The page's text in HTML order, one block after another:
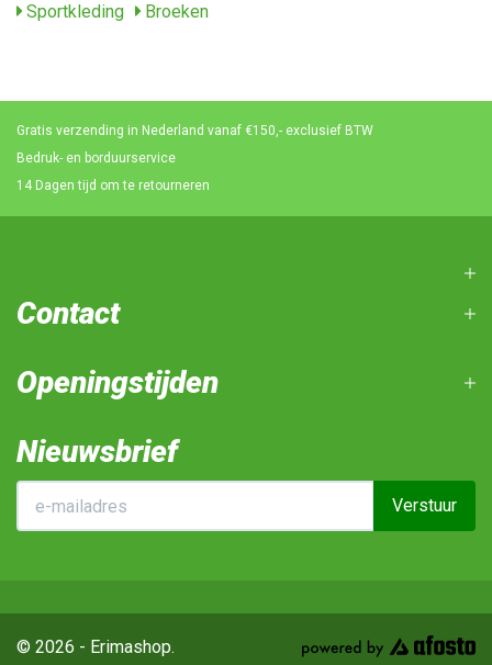
Sportkleding
Broeken
Gratis verzending in Nederland vanaf €150,- exclusief BTW
Bedruk- en borduurservice
14 Dagen tijd om te retourneren
Contact
Openingstijden
Nieuwsbrief
Verstuur
© 2026 - Erimashop.